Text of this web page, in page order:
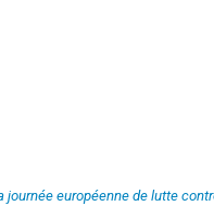
journée européenne de lutte